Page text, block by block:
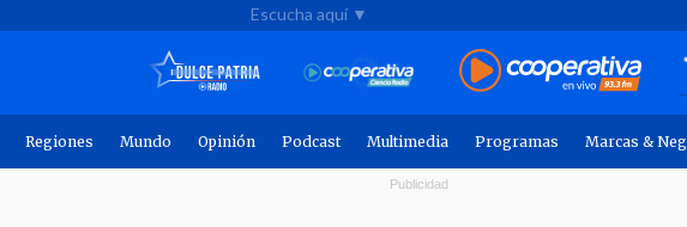
Escucha aquí ▼
Regiones Mundo Opinión Podcast Multimedia Programas Marcas &